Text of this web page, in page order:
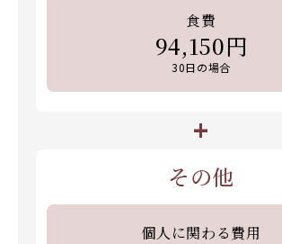
食費
94,150円
30日の場合
+
その他
個人に関わる費用